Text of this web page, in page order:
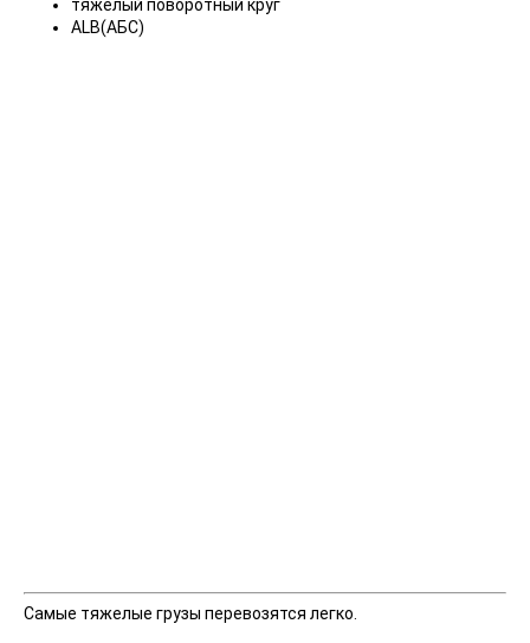
тяжелый поворотный круг
ALB(АБС)
Самые тяжелые грузы перевозятся легко.